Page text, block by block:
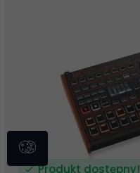
Produkt dostępny!